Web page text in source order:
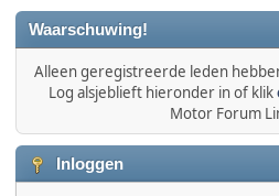
Waarschuwing!
Alleen geregistreerde leden
Log alsjeblieft hieronder in of klik
Motor Forum
Inloggen